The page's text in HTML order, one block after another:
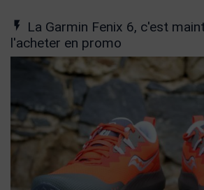
La Garmin Fenix 6, c'est
l'acheter en promo